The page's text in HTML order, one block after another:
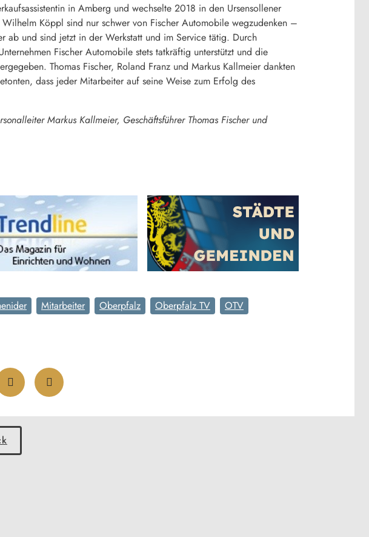
in Amberg und wechselte 2018 in den Ursensollener
Köppl sind nur schwer von Fischer Automobile wegzudenken –
ab und sind jetzt in der Werkstatt und im Service tätig. Durch
Fischer Automobile stets tatkräftig unterstützt und die
Thomas Fischer, Roland Franz und Markus Kallmeier dankten
dass jeder Mitarbeiter auf seine Weise zum Erfolg des
Markus Kallmeier, Geschäftsführer Thomas Fischer und
Mitarbeiter Oberpfalz Oberpfalz TV
OTV